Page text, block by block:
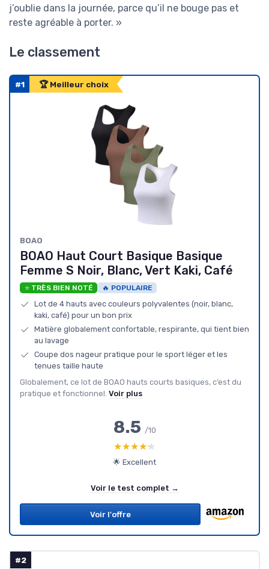
j’oublie dans la journée, parce qu’il ne bouge pas et
reste agréable à porter. »
Le classement
#1 🏆 Meilleur choix
BOAO
BOAO Haut Court Basique Basique
Femme S Noir, Blanc, Vert Kaki, Café
⭐ TRÈS BIEN NOTÉ 🔥 POPULAIRE
Lot de 4 hauts avec couleurs polyvalentes (noir, blanc,
kaki, café) pour un bon prix
Matière globalement confortable, respirante, qui tient bien
au lavage
Coupe dos nageur pratique pour le sport léger et les
tenues taille haute
Globalement, ce lot de BOAO hauts courts basiques, c’est du
pratique et fonctionnel. Voir plus
8.5 /10
★★★★★
★★★★★
🌟 Excellent
Voir le test complet →
Voir l'offre
#2